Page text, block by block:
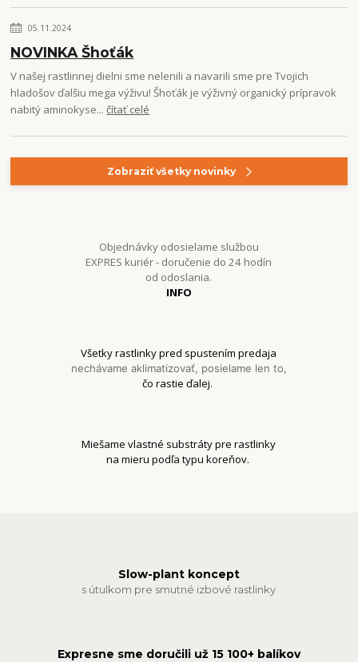
05.11.2024
NOVINKA Šhoťák
V našej rastlinnej dielni sme nelenili a navarili sme pre Tvojich
hladošov ďalšiu mega výživu! Šhoťák je výživný organický prípravok
nabitý aminokyse...čítať celé
Zobraziť všetky novinky
Objednávky odosielame službou
EXPRES kuriér - doručenie do 24 hodín
od odoslania.
INFO
Všetky rastlinky pred spustením predaja
nechávame aklimatizovať, posielame len to,
čo rastie ďalej.
Miešame vlastné substráty pre rastlinky
na mieru podľa typu koreňov.
Slow-plant koncept
s útulkom pre smutné izbové rastlinky
Expresne sme doručili už 15 100+ balíkov